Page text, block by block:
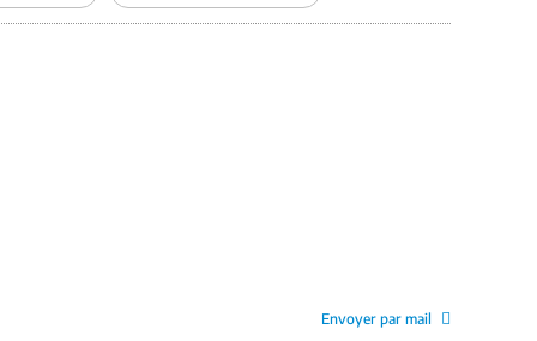
Envoyer par mail